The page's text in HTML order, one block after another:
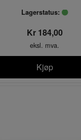
Lagerstatus:
Kr 184,00
eksl. mva.
Kjøp